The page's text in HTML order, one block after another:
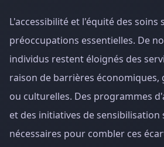
L'accessibilité et l'équité des soins
préoccupations essentielles. De
individus restent éloignés des
raison de barrières économiques,
ou culturelles. Des programmes
et des initiatives de sensibilisation
nécessaires pour combler ces